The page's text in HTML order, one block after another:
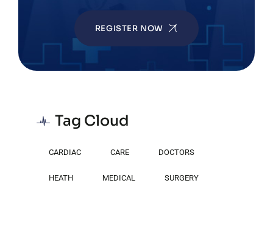
REGISTER NOW
Tag Cloud
CARDIAC CARE DOCTORS
HEATH MEDICAL SURGERY